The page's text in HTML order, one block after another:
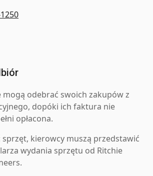
mogą odebrać swoich zakupów z
dopóki ich faktura nie
opłacona.
sprzęt, kierowcy muszą przedstawić
wydania sprzętu od Ritchie